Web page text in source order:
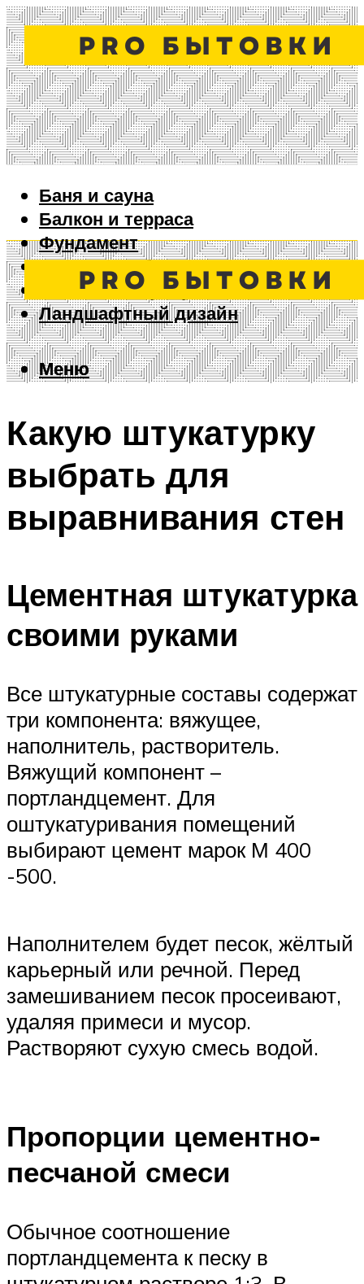
Баня и сауна
Балкон и терраса
Фундамент
Ворота и забор
Дизайн интерьера
Ландшафтный дизайн
Меню
Меню
Какую штукатурку
выбрать для
выравнивания стен
Цементная штукатурка
своими руками
Все штукатурные составы содержат
три компонента: вяжущее,
наполнитель, растворитель.
Вяжущий компонент –
портландцемент. Для
оштукатуривания помещений
выбирают цемент марок М 400
-500.
Наполнителем будет песок, жёлтый
карьерный или речной. Перед
замешиванием песок просеивают,
удаляя примеси и мусор.
Растворяют сухую смесь водой.
Пропорции цементно-
песчаной смеси
Обычное соотношение
портландцемента к песку в